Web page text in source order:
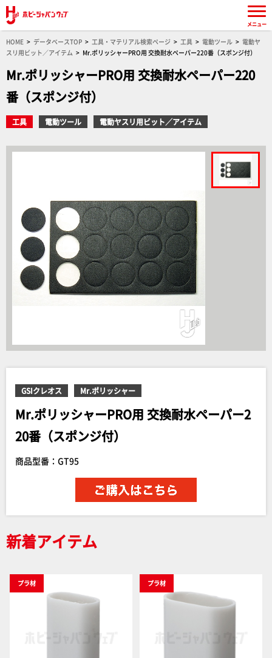
HOME データベースTOP 工具・マテリアル検索ページ 工具 電動ツール
電動ヤ
スリ用ビット／アイテム
Mr.ポリッシャーPRO用 交換耐水ペーパー220番（スポンジ付）
Mr.ポリッシャーPRO用 交換耐水ペーパー220
番（スポンジ付）
工具 電動ツール 電動ヤスリ用ビット／アイテム
GSIクレオス Mr.ポリッシャー
Mr.ポリッシャーPRO用 交換耐水ペーパー2
20番（スポンジ付）
商品型番：GT95
新着アイテム
プラ材 プラ材
メニュー